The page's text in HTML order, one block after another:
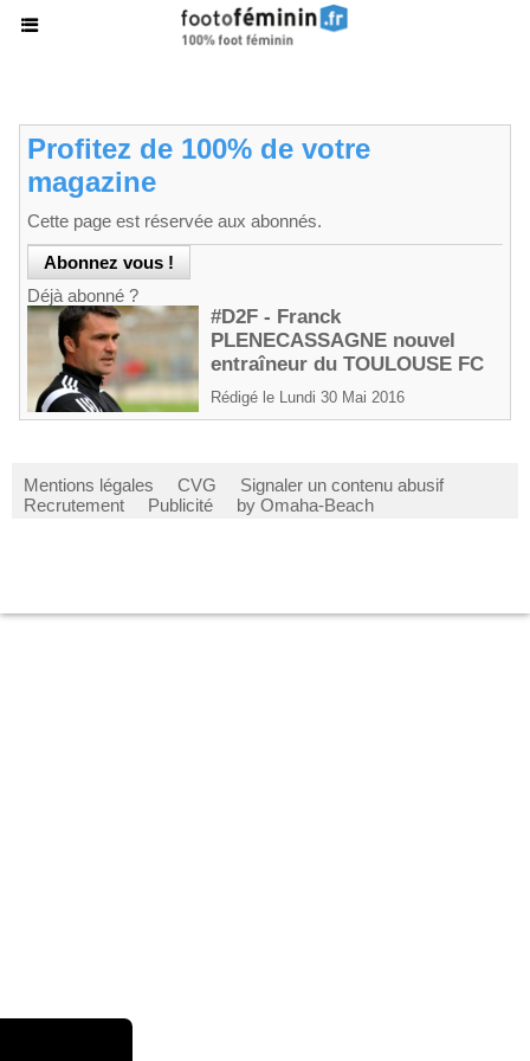
Profitez de 100% de votre
magazine
Cette page est réservée aux abonnés.
Déjà abonné ?
#D2F - Franck
PLENECASSAGNE nouvel
entraîneur du TOULOUSE FC
Rédigé le Lundi 30 Mai 2016
Mentions légales CVG
Signaler un contenu abusif
Recrutement
Publicité by Omaha-Beach